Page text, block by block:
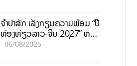
ຈຳປາສັກ ເລັ່ງກຽມຄວາມພ້ອມ “ປີ
ທ່ອງທ່ຽວລາວ-ຈີນ 2027” ຫວັງ
ກະຕຸ້ນເສດຖະກິດທ້ອງຖິ່ນ
06/08/2026